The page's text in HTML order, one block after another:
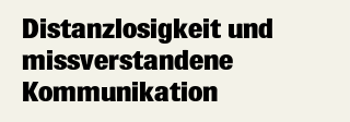
Distanzlosigkeit und
missverstandene
Kommunikation